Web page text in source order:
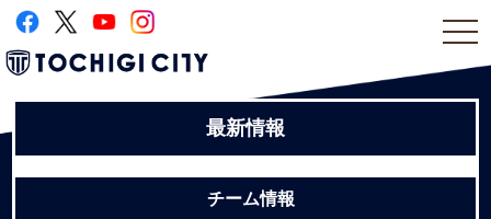
最新情報
チーム情報